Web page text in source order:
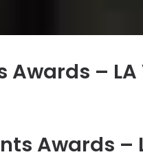
– LA
Awards –